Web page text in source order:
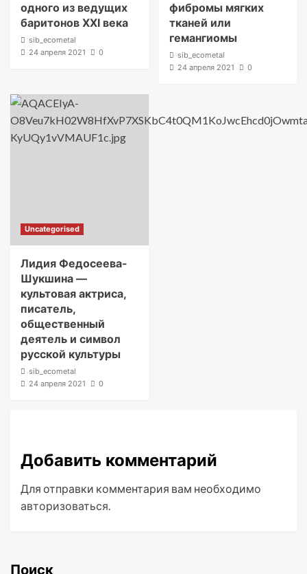
одного из ведущих
баритонов XXI века
sib_ecometal
24 апреля 2021
0
фибромы мягких
тканей или
гемангиомы
sib_ecometal
24 апреля 2021
0
Uncategorised
Лидия Федосеева-
Шукшина —
культовая актриса,
писатель,
общественный
деятель и символ
русской культуры
sib_ecometal
24 апреля 2021
0
Добавить комментарий
Для отправки комментария вам необходимо
авторизоваться.
Поиск